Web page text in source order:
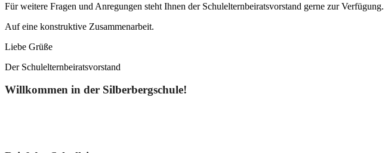
Für weitere Fragen und Anregungen steht Ihnen der Schulelternbeiratsvorstand gerne zur
Auf eine konstruktive Zusammenarbeit.
Liebe Grüße
Der Schulelternbeiratsvorstand
Willkommen in der Silberbergschule!